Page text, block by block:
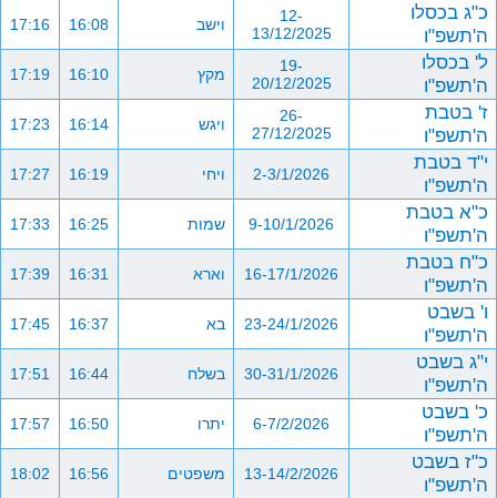
כ"ג בכסלו
ה'תשפ"ו
12-
13/12/2025
וישב 16:08
17:16
ל' בכסלו
ה'תשפ"ו
19-
20/12/2025
מקץ 16:10
17:19
ז' בטבת
ה'תשפ"ו
26-
27/12/2025
ויגש 16:14
17:23
י"ד בטבת
ה'תשפ"ו
2-3/1/2026 ויחי 16:19
17:27
כ"א בטבת
ה'תשפ"ו
9-10/1/2026 שמות 16:25
17:33
כ"ח בטבת
ה'תשפ"ו
16-17/1/2026 וארא 16:31
17:39
ו' בשבט
ה'תשפ"ו
23-24/1/2026 בא 16:37
17:45
י"ג בשבט
ה'תשפ"ו
30-31/1/2026 בשלח 16:44
17:51
כ' בשבט
ה'תשפ"ו
6-7/2/2026 יתרו 16:50
17:57
כ"ז בשבט
ה'תשפ"ו
13-14/2/2026 משפטים 16:56
18:02